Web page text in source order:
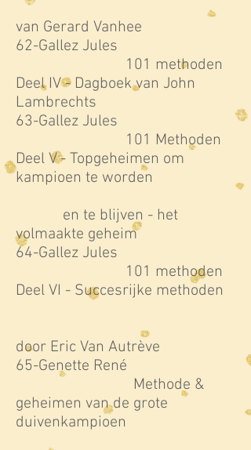
van Gerard Vanhee
62-Gallez Jules
101 methoden
Deel IV - Dagboek van John
Lambrechts
63-Gallez Jules
101 Methoden
Deel V - Topgeheimen om
kampioen te worden
en te blijven - het
volmaakte geheim
64-Gallez Jules
101 methoden
Deel VI - Succesrijke methoden
door Eric Van Autrève
65-Genette René
Methode &
geheimen van de grote
duivenkampioen